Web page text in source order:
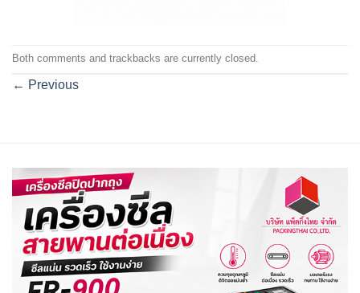
Both comments and trackbacks are currently closed.
← Previous